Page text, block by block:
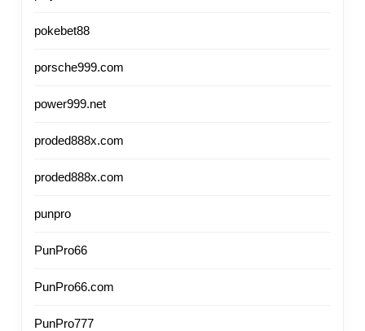
pokebet88
porsche999.com
power999.net
proded888x.com
proded888x.com
punpro
PunPro66
PunPro66.com
PunPro777